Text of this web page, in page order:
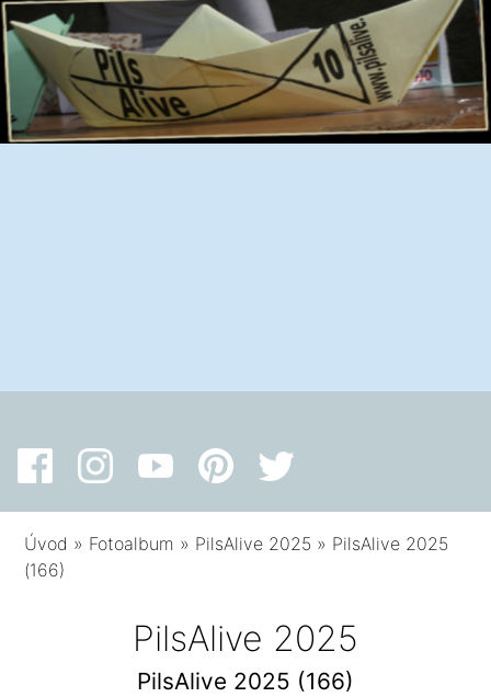
Úvod » Fotoalbum » PilsAlive 2025 » PilsAlive 2025
(166)
PilsAlive 2025
PilsAlive 2025 (166)